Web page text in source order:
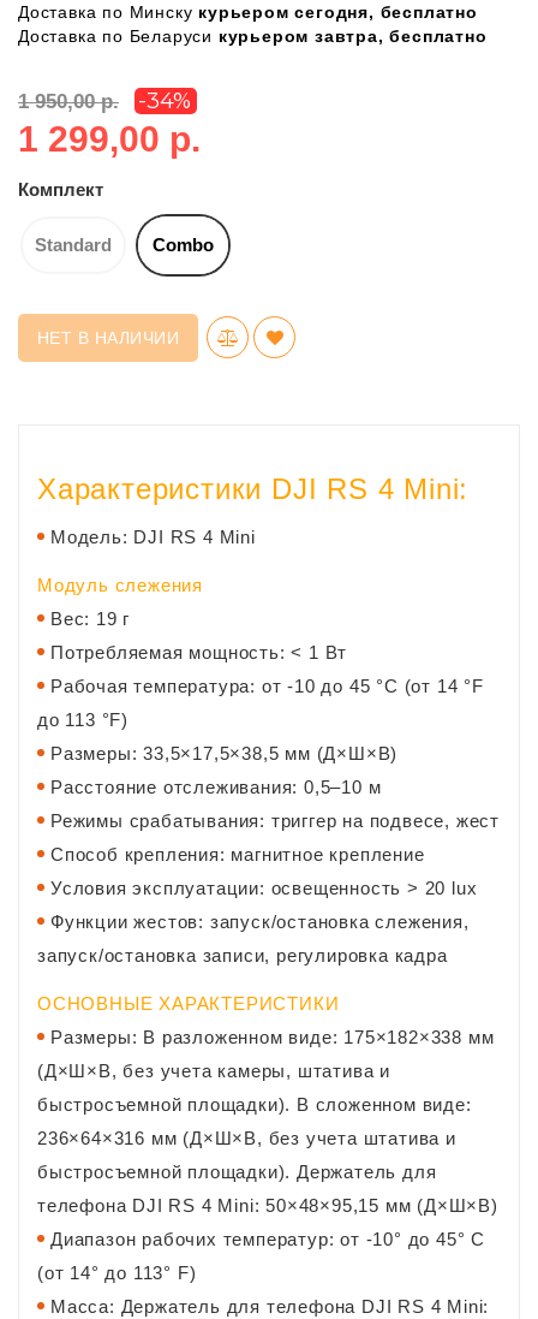
Доставка по Минску курьером сегодня, бесплатно
Доставка по Беларуси курьером завтра, бесплатно
1 950,00 р. -34%
1 299,00 р.
Комплект
Standard Combo
НЕТ В НАЛИЧИИ
Характеристики DJI RS 4 Mini:
Модель: DJI RS 4 Mini
Модуль слежения
Вес: 19 г
Потребляемая мощность: < 1 Вт
Рабочая температура: от -10 до 45 °C (от 14 °F
до 113 °F)
Размеры: 33,5×17,5×38,5 мм (Д×Ш×В)
Расстояние отслеживания: 0,5–10 м
Режимы срабатывания: триггер на подвесе, жест
Способ крепления: магнитное крепление
Условия эксплуатации: освещенность > 20 lux
Функции жестов: запуск/остановка слежения,
запуск/остановка записи, регулировка кадра
ОСНОВНЫЕ ХАРАКТЕРИСТИКИ
Размеры: В разложенном виде: 175×182×338 мм
(Д×Ш×В, без учета камеры, штатива и
быстросъемной площадки). В сложенном виде:
236×64×316 мм (Д×Ш×В, без учета штатива и
быстросъемной площадки). Держатель для
телефона DJI RS 4 Mini: 50×48×95,15 мм (Д×Ш×В)
Диапазон рабочих температур: от -10° до 45° C
(от 14° до 113° F)
Масса: Держатель для телефона DJI RS 4 Mini: